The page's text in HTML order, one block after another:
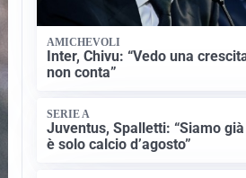
AMICHEVOLI
Inter, Chivu: “Vedo una
non conta”
SERIE A
Juventus, Spalletti: “Siamo
è solo calcio d’agosto”